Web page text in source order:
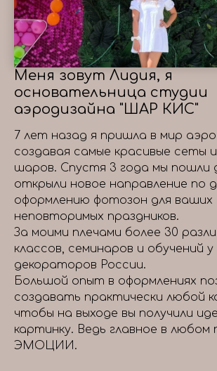
Меня зовут Лидия, я
основательница студии
аэродизайна "ШАР КИС"
7 лет назад я пришла в мир
создавая самые красивые сеты
шаров. Спустя 3 года мы пошли
открыли новое направление по
оформлению фотозон для ваших
неповторимых праздников.
За моими плечами более 30
классов, семинаров и обучений
декораторов России.
Большой опыт в оформлениях
создавать практически любой
чтобы на выходе вы получили
картинку. Ведь главное в любом
ЭМОЦИИ.